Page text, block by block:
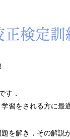
検定訓
す．
習をされる方に最
を解き，その解説